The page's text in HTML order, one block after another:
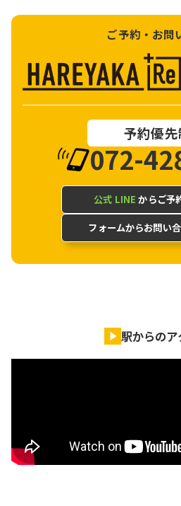
ご予約・お問
予約優先
072-
公式 LINE からご予
フォームからお問い
駅からのア